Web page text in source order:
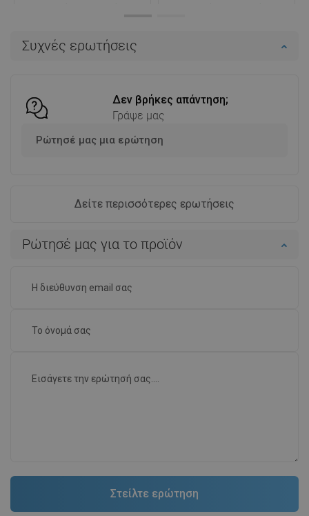
Συχνές ερωτήσεις
Δεν βρήκες απάντηση;
Γράψε μας
Ρώτησέ μας μια ερώτηση
Δείτε περισσότερες ερωτήσεις
Ρώτησέ μας για το προϊόν